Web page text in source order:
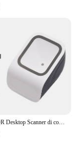
1D 2D QR Desktop Scanner di codici a barre piattaforma lettore di codici a barre cablato USB vivavoce Scanner per Computer di pagamento Mobile del negozio al dettaglio